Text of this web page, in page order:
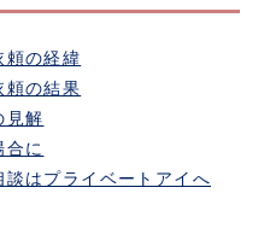
の経緯
の結果
見解
に
はプライベートアイへ